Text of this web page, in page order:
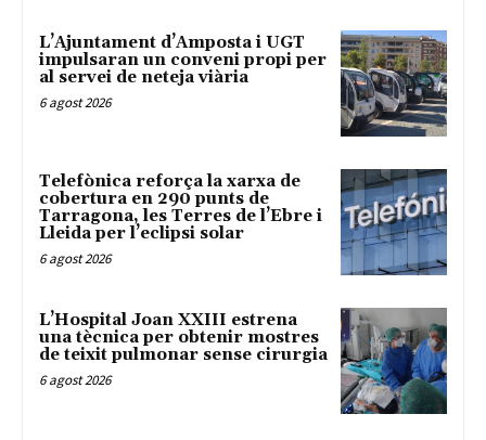
L’Ajuntament d’Amposta i UGT
impulsaran un conveni propi per
al servei de neteja viària
6 agost 2026
Telefònica reforça la xarxa de
cobertura en 290 punts de
Tarragona, les Terres de l’Ebre i
Lleida per l’eclipsi solar
6 agost 2026
L’Hospital Joan XXIII estrena
una tècnica per obtenir mostres
de teixit pulmonar sense cirurgia
6 agost 2026